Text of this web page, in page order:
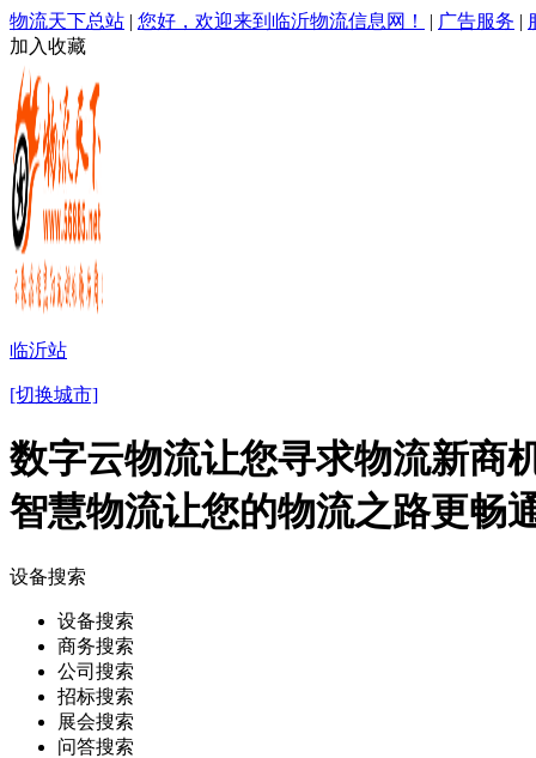
物流天下总站 | 您好，欢迎来到临沂物流信息网！ | 广告服务 |
加入收藏
临沂站
[切换城市]
数字云物流让您寻求物流新商
智慧物流让您的物流之路更畅
设备搜索
设备搜索
商务搜索
公司搜索
招标搜索
展会搜索
问答搜索